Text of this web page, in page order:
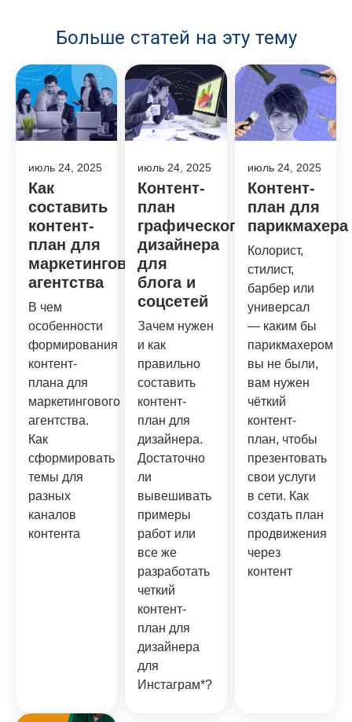
Больше статей на эту тему
июль 24, 2025
Как
составить
контент-
план для
маркетингового
агентства
В чем
особенности
формирования
контент-
плана для
маркетингового
агентства.
Как
сформировать
темы для
разных
каналов
контента
июль 24, 2025
Контент-
план
графического
дизайнера
для
блога и
соцсетей
Зачем нужен
и как
правильно
составить
контент-
план для
дизайнера.
Достаточно
ли
вывешивать
примеры
работ или
все же
разработать
четкий
контент-
план для
дизайнера
для
Инстаграм*?
июль 24, 2025
Контент-
план для
парикмахера
Колорист,
стилист,
барбер или
универсал
— каким бы
парикмахером
вы не были,
вам нужен
чёткий
контент-
план, чтобы
презентовать
свои услуги
в сети. Как
создать план
продвижения
через
контент